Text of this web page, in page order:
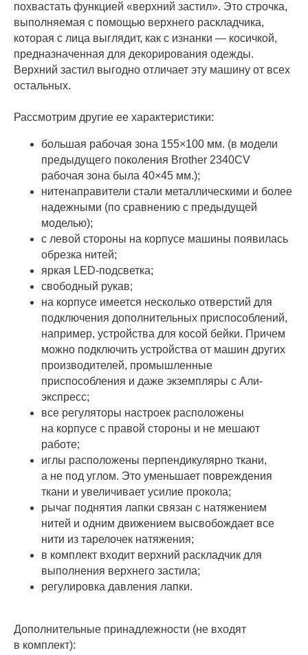
похвастать функцией «верхний застил». Это строчка,
выполняемая с помощью верхнего раскладчика,
которая с лица выглядит, как с изнанки — косичкой,
предназначенная для декорирования одежды.
Верхний застил выгодно отличает эту машину от всех
остальных.
Рассмотрим другие ее характеристики:
большая рабочая зона 155×100 мм. (в модели
предыдущего поколения Brother 2340CV
рабочая зона была 40×45 мм.);
нитенаправители стали металлическими и более
надежными (по сравнению с предыдущей
моделью);
с левой стороны на корпусе машины появилась
обрезка нитей;
яркая LED-подсветка;
свободный рукав;
на корпусе имеется несколько отверстий для
подключения дополнительных приспособлений,
например, устройства для косой бейки. Причем
можно подключить устройства от машин других
производителей, промышленные
приспособления и даже экземпляры с Али-
экспресс;
все регуляторы настроек расположены
на корпусе с правой стороны и не мешают
работе;
иглы расположены перпендикулярно ткани,
а не под углом. Это уменьшает повреждения
ткани и увеличивает усилие прокола;
рычаг поднятия лапки связан с натяжением
нитей и одним движением высвобождает все
нити из тарелочек натяжения;
в комплект входит верхний раскладчик для
выполнения верхнего застила;
регулировка давления лапки.
Дополнительные принадлежности (не входят
в комплект):